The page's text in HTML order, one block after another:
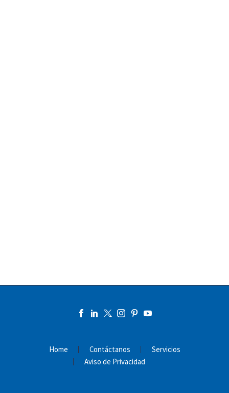
Home Contáctanos
Servicios
Aviso de Privacidad